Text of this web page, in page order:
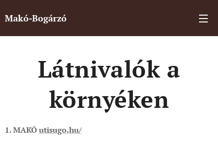
Makó-Bogárzó
Látnivalók a
környéken
1. MAKÓutisugo.hu/